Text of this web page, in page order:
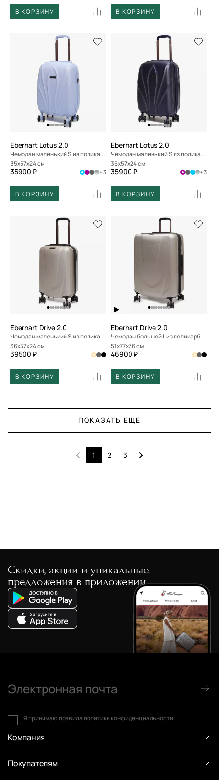
В КОРЗИНУ В КОРЗИНУ
Eberhart Lotus 2.0
Чемодан маленький S из поликарбоната
35x57x24 см
35900 ₽ + 3
В КОРЗИНУ
Eberhart Lotus 2.0
Чемодан маленький S из поликарбоната
35x57x24 см
35900 ₽ + 3
В КОРЗИНУ
Eberhart Drive 2.0
Чемодан маленький S из поликарбоната
36x57x24 см
39500 ₽
В КОРЗИНУ
Eberhart Drive 2.0
Чемодан большой L из поликарбоната
51x77x36 см
46900 ₽
В КОРЗИНУ
ПОКАЗАТЬ ЕЩЕ
1 2 3
Скидки, акции и уникальные
предложения в приложении
Компания
Покупателям
Я принимаю правила политики конфиденциальности